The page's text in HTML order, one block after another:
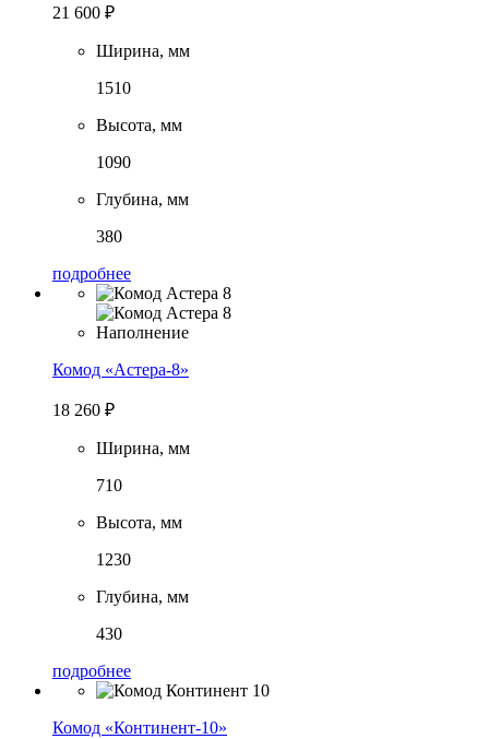
21 600 ₽
Ширина, мм
1510
Высота, мм
1090
Глубина, мм
380
подробнее
Комод «Астера-8»
18 260 ₽
Ширина, мм
710
Высота, мм
1230
Глубина, мм
430
подробнее
Комод «Континент-10»